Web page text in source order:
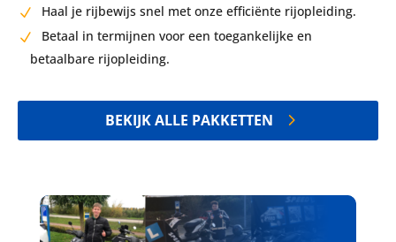
Haal je rijbewijs snel met onze efficiënte rijopleiding.
Betaal in termijnen voor een toegankelijke en
betaalbare rijopleiding.
BEKIJK ALLE PAKKETTEN